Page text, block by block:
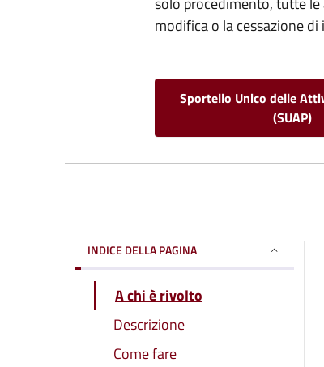
modifica o la cessazione
Sportello Unico delle
(SUAP)
INDICE DELLA PAGINA
A chi è rivolto
Descrizione
Come fare